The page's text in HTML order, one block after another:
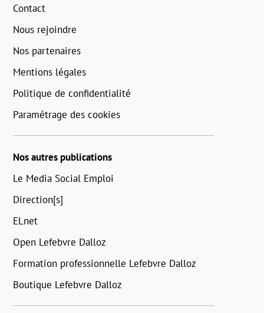
Contact
Nous rejoindre
Nos partenaires
Mentions légales
Politique de confidentialité
Paramétrage des cookies
Nos autres publications
Le Media Social Emploi
Direction[s]
ELnet
Open Lefebvre Dalloz
Formation professionnelle Lefebvre Dalloz
Boutique Lefebvre Dalloz